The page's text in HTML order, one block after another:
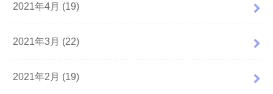
2021年4月 (19)
2021年3月 (22)
2021年2月 (19)